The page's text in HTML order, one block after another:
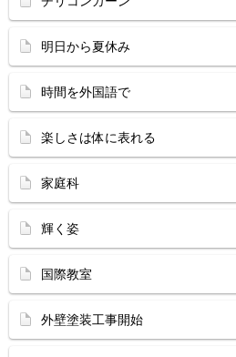
明日から夏休み
時間を外国語で
楽しさは体に表れる
家庭科
輝く姿
国際教室
外壁塗装工事開始